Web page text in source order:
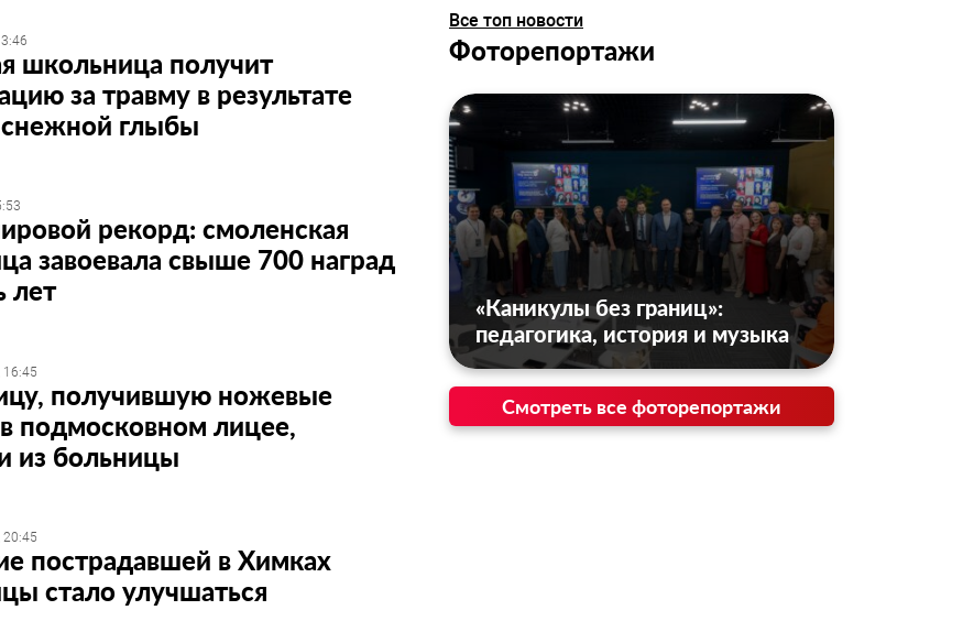
школьница получит
за травму в результате
глыбы
рекорд: смоленская
завоевала свыше 700 наград
лет
16:45
получившую ножевые
подмосковном лицее,
из больницы
20:45
пострадавшей в Химках
стало улучшаться
Все топ новости
Фоторепортажи
«Каникулы без границ»:
педагогика, история и музыка
Смотреть все фоторепортажи